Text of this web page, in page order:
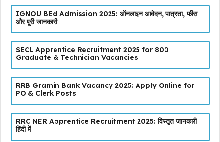
IGNOU BEd Admission 2025: ऑनलाइन आवेदन, पात्रता, फीस
और पूरी जानकारी
SECL Apprentice Recruitment 2025 for 800
Graduate & Technician Vacancies
RRB Gramin Bank Vacancy 2025: Apply Online for
PO & Clerk Posts
RRC NER Apprentice Recruitment 2025: विस्तृत जानकारी
हिंदी में